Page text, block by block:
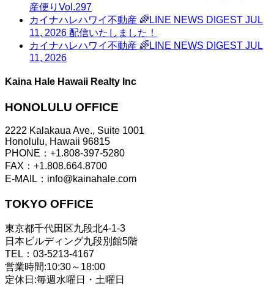
産便りVol.297
カイナハレハワイ不動産 🌈LINE NEWS DIGEST JUL
11, 2026 配信いたしました！
カイナハレハワイ不動産 🌈LINE NEWS DIGEST JUL
11, 2026
Kaina Hale Hawaii Realty Inc
HONOLULU OFFICE
2222 Kalakaua Ave., Suite 1001
Honolulu, Hawaii 96815
PHONE：+1.808-397-5280
FAX：+1.808.664.8700
E-MAIL：info@kainahale.com
TOKYO OFFICE
東京都千代田区九段北4-1-3
日本ビルディング九段別館5階
TEL：03-5213-4167
営業時間:10:30～18:00
定休日:毎週水曜日・土曜日